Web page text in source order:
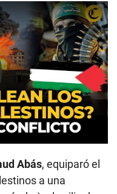
Abás, equiparó el
a una